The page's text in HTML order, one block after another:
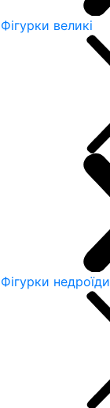
Фігурки великі
Фігурки недроїди